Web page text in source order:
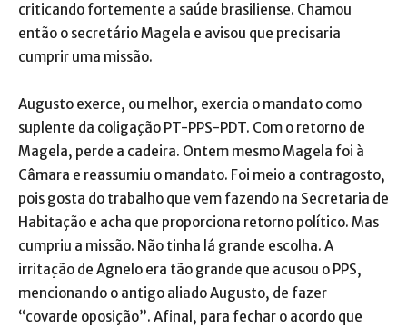
criticando fortemente a saúde brasiliense. Chamou
então o secretário Magela e avisou que precisaria
cumprir uma missão.
Augusto exerce, ou melhor, exercia o mandato como
suplente da coligação PT-PPS-PDT. Com o retorno de
Magela, perde a cadeira. Ontem mesmo Magela foi à
Câmara e reassumiu o mandato. Foi meio a contragosto,
pois gosta do trabalho que vem fazendo na Secretaria de
Habitação e acha que proporciona retorno político. Mas
cumpriu a missão. Não tinha lá grande escolha. A
irritação de Agnelo era tão grande que acusou o PPS,
mencionando o antigo aliado Augusto, de fazer
“covarde oposição”. Afinal, para fechar o acordo que